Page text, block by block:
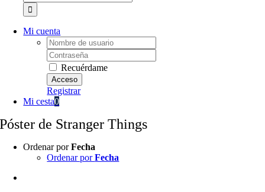
Mi cuenta
Username:
Password:
Recuérdame
Registrar
Mi cesta0
Póster de Stranger Things
Ordenar porFecha
Ordenar porFecha